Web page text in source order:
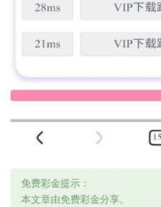
免费彩金提示：
本文章由免费彩金分享。